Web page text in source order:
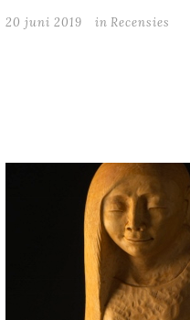
20 juni 2019 in Recensies